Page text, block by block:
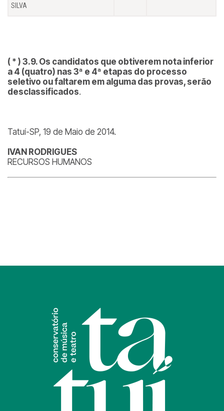
SILVA
( * ) 3.9. Os candidatos que obtiverem nota inferior
a 4 (quatro) nas 3ª e 4ª etapas do processo
seletivo ou faltarem em alguma das provas, serão
desclassificados.
Tatuí-SP, 19 de Maio de 2014.
IVAN RODRIGUES
RECURSOS HUMANOS